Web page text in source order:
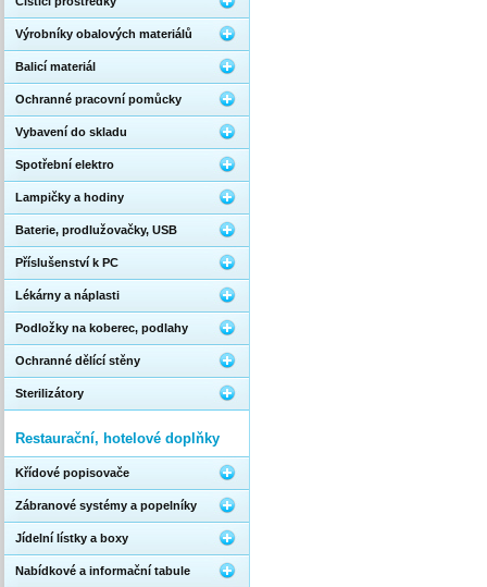
Výrobníky obalových materiálů
Balicí materiál
Ochranné pracovní pomůcky
Vybavení do skladu
Spotřební elektro
Lampičky a hodiny
Baterie, prodlužovačky, USB
Příslušenství k PC
Lékárny a náplasti
Podložky na koberec, podlahy
Ochranné dělící stěny
Sterilizátory
Restaurační, hotelové doplňky
Křídové popisovače
Zábranové systémy a popelníky
Jídelní lístky a boxy
Nabídkové a informační tabule